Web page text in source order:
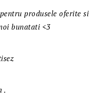
pentru produsele oferite si
bunatati <3
.